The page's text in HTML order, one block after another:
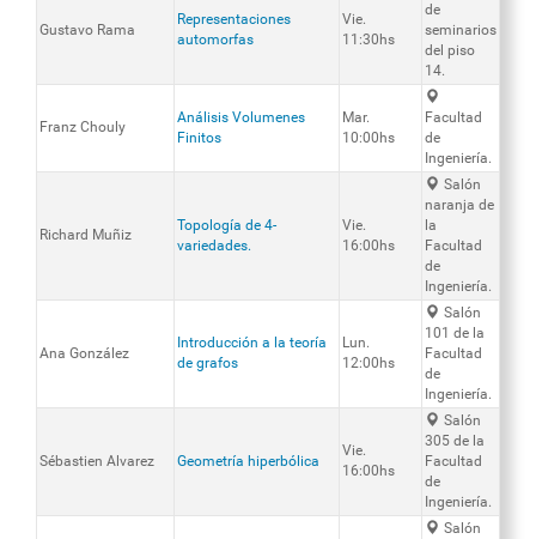
Gustavo Rama
Representaciones
automorfas
Vie.
11:30hs
de
seminarios
del piso
14.
Franz Chouly
Análisis Volumenes
Finitos
Mar.
10:00hs
Facultad
de
Ingeniería.
Richard Muñiz
Topología de 4-
variedades.
Vie.
16:00hs
Salón
naranja de
la
Facultad
de
Ingeniería.
Ana González
Introducción a la teoría
de grafos
Lun.
12:00hs
Salón
101 de la
Facultad
de
Ingeniería.
Sébastien Alvarez Geometría hiperbólica
Vie.
16:00hs
Salón
305 de la
Facultad
de
Ingeniería.
Salón